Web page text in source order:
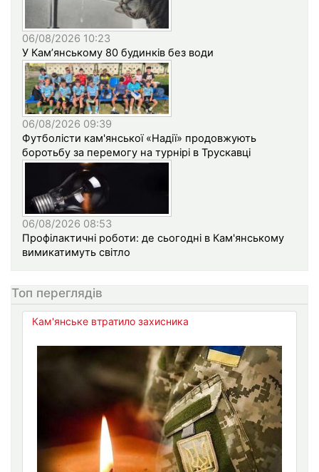
06/08/2026 10:23
У Кам’янському 80 будинків без води
06/08/2026 09:39
Футболісти кам'янської «Надії» продовжують
боротьбу за перемогу на турнірі в Трускавці
06/08/2026 08:53
Профілактичні роботи: де сьогодні в Кам'янському
вимикатимуть світло
Топ переглядів
Кам'янське втратило захисника